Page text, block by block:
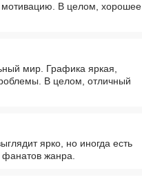
мотивацию. В целом, хорошее
мир. Графика яркая,
В целом, отличный
ярко, но иногда есть
жанра.